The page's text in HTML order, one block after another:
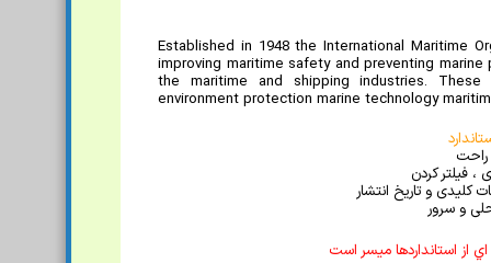
Established in 1948 the International Maritime
improving maritime safety and preventing
the maritime and shipping industries.
environment protection marine technology
راحت
فیلتر کردن
کلیدی و تاریخ انتشار
و سرور
از استانداردها ميسر است